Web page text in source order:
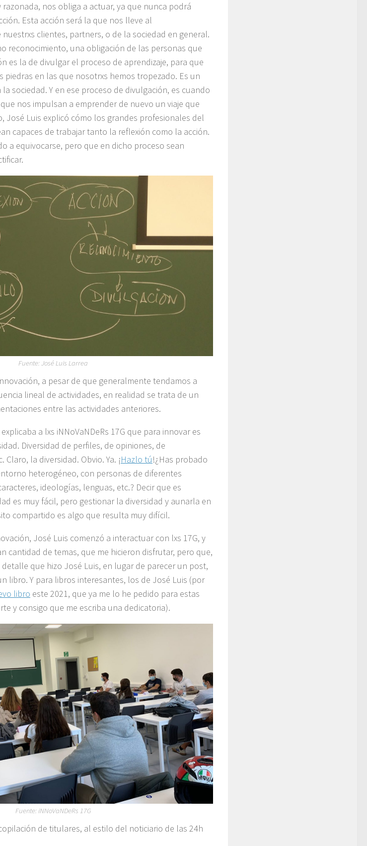
nos obliga a actuar, ya que nunca podrá
Esta acción será la que nos lleve al
clientes, partners, o de la sociedad en general.
reconocimiento, una obligación de las personas que
es la de divulgar el proceso de aprendizaje, para que
piedras en las que nosotrxs hemos tropezado. Es un
sociedad. Y en ese proceso de divulgación, es cuando
nos impulsan a emprender de nuevo un viaje que
José Luis explicó cómo los grandes profesionales del
capaces de trabajar tanto la reflexión como la acción.
a equivocarse, pero que en dicho proceso sean
Fuente: José Luis Larrea
a pesar de que generalmente tendamos a
lineal de actividades, en realidad se trata de un
entre las actividades anteriores.
a lxs iNNoVaNDeRs 17G que para innovar es
Diversidad de perfiles, de opiniones, de
la diversidad. Obvio. Ya. ¡Hazlo tú!¿Has probado
heterogéneo, con personas de diferentes
ideologías, lenguas, etc.? Decir que es
es muy fácil, pero gestionar la diversidad y aunarla en
compartido es algo que resulta muy difícil.
José Luis comenzó a interactuar con lxs 17G, y
cantidad de temas, que me hicieron disfrutar, pero que,
que hizo José Luis, en lugar de parecer un post,
libro. Y para libros interesantes, los de José Luis (por
libro este 2021, que ya me lo he pedido para estas
y consigo que me escriba una dedicatoria).
Fuente: iNNoVaNDeRs 17G
de titulares, al estilo del noticiario de las 24h